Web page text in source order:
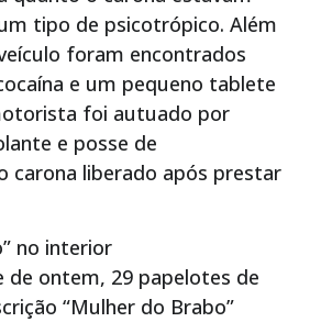
tipo de psicotrópico. Além
foram encontrados
e um pequeno tablete
foi autuado por
e posse de
carona liberado após prestar
no interior
de ontem, 29 papelotes de
“Mulher do Brabo”